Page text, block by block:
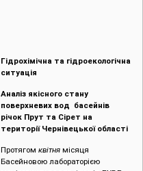
Гідрохімічна та гідроекологічна
ситуація
Аналіз якісного стану
поверхневих вод басейнів
річок Прут та Сірет на
території Чернівецької області
Протягом квітня місяця
Басейновою лабораторією